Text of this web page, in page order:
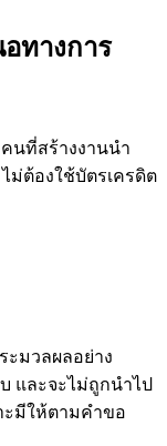
ทางการ
นที่สร้างงานนำ
ม่ต้องใช้บัตรเครดิต
ะมวลผลอย่าง
และจะไม่ถูกนำไป
ะมีให้ตามคำขอ